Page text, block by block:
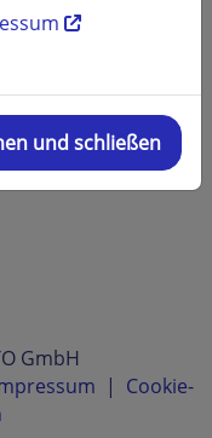
GmbH
| Cookie-
und schließen